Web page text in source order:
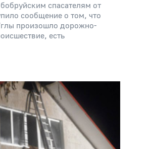
спасателям от
сообщение о том, что
произошло дорожно-
есть